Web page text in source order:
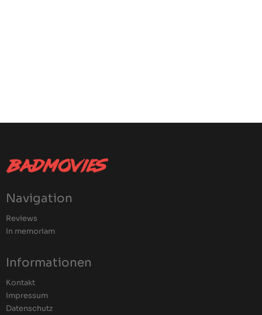
Navigation
Reviews
In memoriam
Informationen
Kontakt
Impressum
Datenschutz